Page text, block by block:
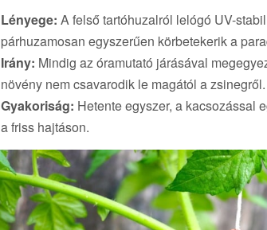
Lényege: A felső tartóhuzalról lelógó UV-
párhuzamosan egyszerűen körbetekerik a
Irány: Mindig az óramutató járásával
növény nem csavarodik le magától a zsinegről.
Gyakoriság: Hetente egyszer, a kacsozással
a friss hajtáson.